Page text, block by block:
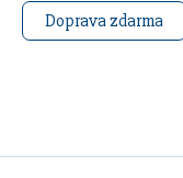
Doprava zdarma